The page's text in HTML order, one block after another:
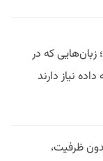
زبان‌هایی که در
نیاز دارند
ظرفیت،